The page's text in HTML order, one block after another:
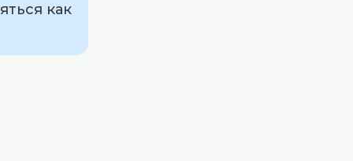
как